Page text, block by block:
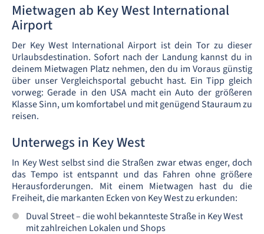
Mietwagen ab Key West International
Airport
Der Key West International Airport ist dein Tor zu dieser
Urlaubsdestination. Sofort nach der Landung kannst du in
deinem Mietwagen Platz nehmen, den du im Voraus günstig
über unser Vergleichsportal gebucht hast. Ein Tipp gleich
vorweg: Gerade in den USA macht ein Auto der größeren
Klasse Sinn, um komfortabel und mit genügend Stauraum zu
reisen.
Unterwegs in Key West
In Key West selbst sind die Straßen zwar etwas enger, doch
das Tempo ist entspannt und das Fahren ohne größere
Herausforderungen. Mit einem Mietwagen hast du die
Freiheit, die markanten Ecken von Key West zu erkunden:
Duval Street – die wohl bekannteste Straße in Key West
mit zahlreichen Lokalen und Shops